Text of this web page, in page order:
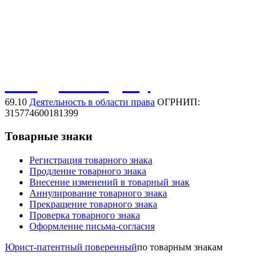
69.10 Деятельность в области права ОГРНИП:
315774600181399
Товарные знаки
Регистрация товарного знака
Продление товарного знака
Внесение изменений в товарный знак
Аннулирование товарного знака
Прекращение товарного знака
Проверка товарного знака
Оформление письма-согласия
Юрист-патентный поверенныйпо товарным знакам